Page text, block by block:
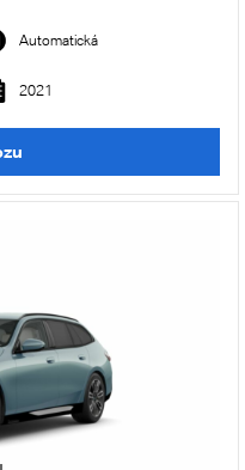
Automatická
2021